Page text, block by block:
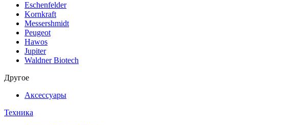
Eschenfelder
Kornkraft
Messershmidt
Peugeot
Hawos
Jupiter
Waldner Biotech
Другое
Аксессуары
Техника